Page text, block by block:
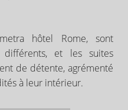
HOTEL
hôtel Rome, sont
et les suites
de détente, agrémenté
à leur intérieur.